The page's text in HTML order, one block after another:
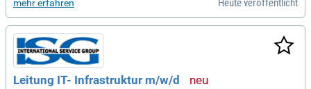
mehr erfahren Heute veröffentlicht
Leitung IT- Infrastruktur m/w/d